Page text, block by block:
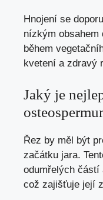
Hnojení se
nízkým obsahem
během
kvetení a zdravý
Jaký je
Řez by měl být
začátku jara.
odumřelých částí
což zajišťuje její